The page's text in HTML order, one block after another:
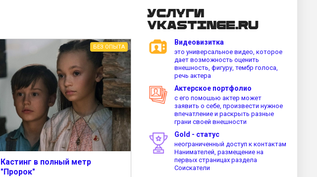
БЕЗ ОПЫТА
Кастинг в полный метр
"Пророк"
Услуги
vkastinge.ru
Видеовизитка
это универсальное видео, которое
дает возможность оценить
внешность, фигуру, тембр голоса,
речь актера
Актерское портфолио
с его помошью актер может
заявить о себе, произвести нужное
впечатление и раскрыть разные
грани своей внешности
Gold - статус
неограниченный доступ к контактам
Нанимателей, размещение на
первых страницах раздела
Соискатели